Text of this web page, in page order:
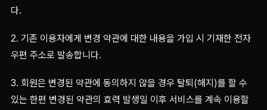
다.
2. 기존 이용자에게 변경 약관에 대한 내용을 가입 시 기재한 전자
우편 주소로 발송합니다.
3. 회원은 변경된 약관에 동의하지 않을 경우 탈퇴(해지)를 할 수
있는 한편 변경된 약관의 효력 발생일 이후 서비스를 계속 이용할